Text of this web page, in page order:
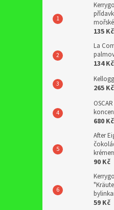
135 Kč
La
134 Kč
265 Kč
680 Kč
After
90 Kč
59 Kč